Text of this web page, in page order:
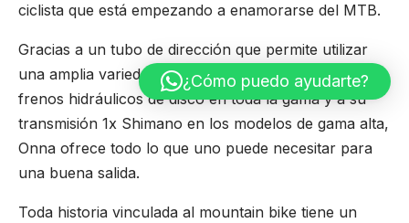
ciclista que está empezando a enamorarse del MTB.
Gracias a un tubo de dirección que permite utilizar
una amplia variedad de horquillas de 100 mm, a sus
frenos hidráulicos de disco en toda la gama y a su
transmisión 1x Shimano en los modelos de gama alta,
Onna ofrece todo lo que uno puede necesitar para
una buena salida.
Toda historia vinculada al mountain bike tiene un
¿Cómo puedo ayudarte?